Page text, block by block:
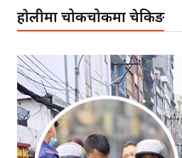
हाेलीमा चोकचोकमा चेकिङ